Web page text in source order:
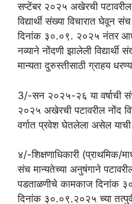
सप्टेंबर २०२५ अखेरची
विद्यार्थी संख्या विचारात घेवून
दिनांक ३०.०९. २०२५ नंतर
नव्याने नोंदणी झालेली
मान्यता दुरुस्तीसाठी ग्राहय
3/-सन २०२५-२६ या वर्षाची
२०२५ अखेरची पटावरील नोंद
वर्गात प्रवेश घेतलेला असेल याची
४/-शिक्षणाधिकारी (प्राथमिक/
संच मान्यतेच्या अनुषंगाने
पडताळणीचे कामकाज दिनांक
दिनांक ३०.०९.२०२५ च्या